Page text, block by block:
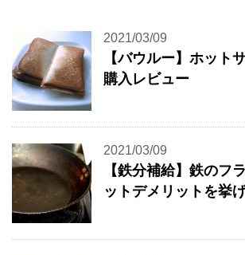
2021/03/09
【バウルー】ホット
購入レビュー
2021/03/09
【鉄分補給】鉄のフ
ットデメリットを挙